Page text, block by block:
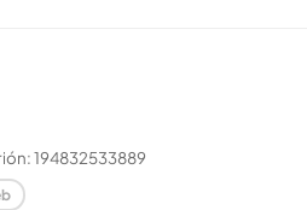
194832533889